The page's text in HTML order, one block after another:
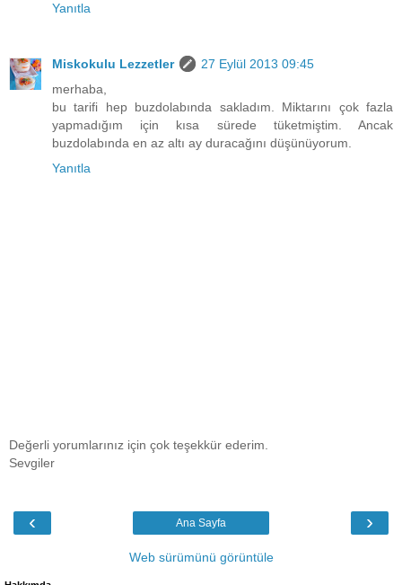
Yanıtla
Miskokulu Lezzetler
27 Eylül 2013 09:45
merhaba,
bu tarifi hep buzdolabında sakladım. Miktarını çok fazla
yapmadığım için kısa sürede tüketmiştim. Ancak
buzdolabında en az altı ay duracağını düşünüyorum.
Yanıtla
Değerli yorumlarınız için çok teşekkür ederim.
Sevgiler
‹ ›
Ana Sayfa
Web sürümünü görüntüle